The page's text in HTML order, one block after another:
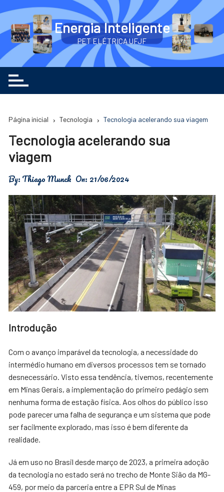
o
conteúdo
Energia Inteligente
PET ELÉTRICA UFJF
Página inicial Tecnologia Tecnologia acelerando sua viagem
Tecnologia acelerando sua
viagem
By:Thiago Munck On: 21/06/2024
Introdução
Com o avanço imparável da tecnologia, a necessidade do
intermédio humano em diversos processos tem se tornado
desnecessário. Visto essa tendência, tivemos, recentemente
em Minas Gerais, a implementação do primeiro pedágio sem
nenhuma forma de estação física. Aos olhos do público isso
pode parecer uma falha de segurança e um sistema que pode
ser facilmente explorado, mas isso é bem diferente da
realidade.
Já em uso no Brasil desde março de 2023, a primeira adoção
da tecnologia no estado será no trecho de Monte Sião da MG-
459, por meio da parceria entre a EPR Sul de Minas